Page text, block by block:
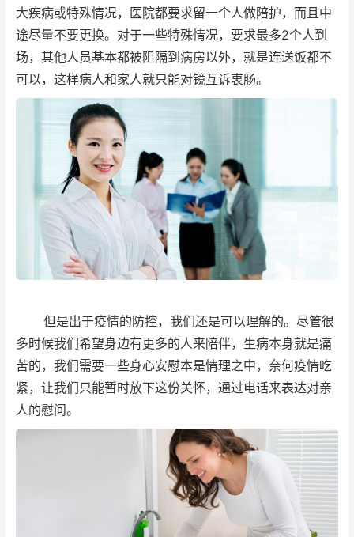
大疾病或特殊情况，医院都要求留一个人做陪护，而且中
途尽量不要更换。对于一些特殊情况，要求最多2个人到
场，其他人员基本都被阻隔到病房以外，就是连送饭都不
可以，这样病人和家人就只能对镜互诉衷肠。
但是出于疫情的防控，我们还是可以理解的。尽管很
多时候我们希望身边有更多的人来陪伴，生病本身就是痛
苦的，我们需要一些身心安慰本是情理之中，奈何疫情吃
紧，让我们只能暂时放下这份关怀，通过电话来表达对亲
人的慰问。